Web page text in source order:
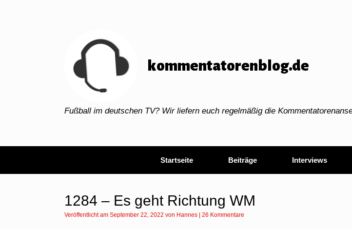
kommentatorenblog.de
Fußball im deutschen TV? Wir liefern euch regelmäßig die
Startseite Beiträge Interviews
1284 – Es geht Richtung WM
Veröffentlicht am September 22, 2022 von Hannes 26 Kommentare